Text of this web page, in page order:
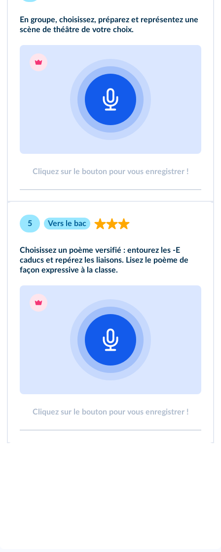
En groupe, choisissez, préparez et représentez une
scène de théâtre de votre choix.
Cliquez sur le bouton pour vous enregistrer !
5 Vers le bac
Choisissez un poème versifié : entourez les -E
caducs et repérez les liaisons. Lisez le poème de
façon expressive à la classe.
Cliquez sur le bouton pour vous enregistrer !